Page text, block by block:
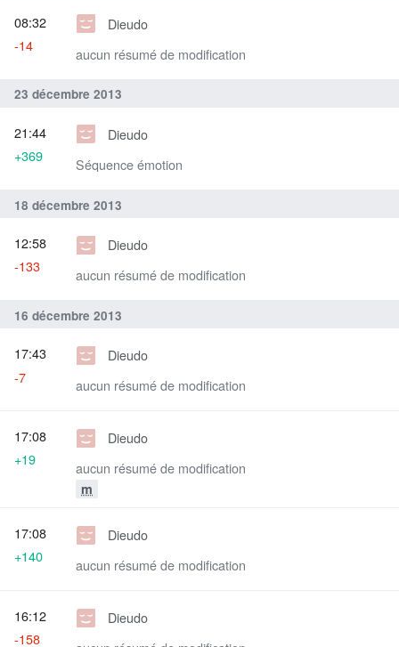
Dieudo
aucun résumé de modification
08:32
-14
23 décembre 2013
Dieudo
Séquence émotion
21:44
+369
18 décembre 2013
Dieudo
aucun résumé de modification
12:58
-133
16 décembre 2013
Dieudo
aucun résumé de modification
17:43
-7
Dieudo
aucun résumé de modification
m
17:08
+19
Dieudo
aucun résumé de modification
17:08
+140
Dieudo
16:12
-158